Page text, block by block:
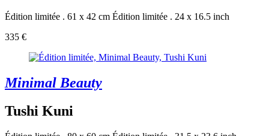
Édition limitée . 61 x 42 cm Édition limitée . 24 x 16.5 inch
335 €
Minimal Beauty
Tushi Kuni